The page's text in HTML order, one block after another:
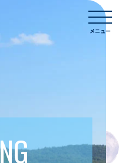
メニュー